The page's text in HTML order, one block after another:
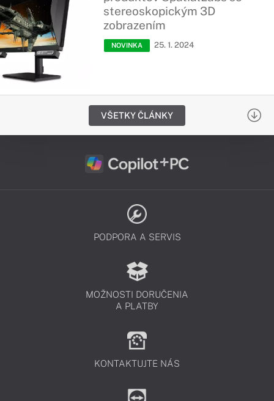
stereoskopickým 3D
zobrazením
NOVINKA 25. 1. 2024
VŠETKY ČLÁNKY
PODPORA A SERVIS
MOŽNOSTI DORUČENIA
A PLATBY
KONTAKTUJTE NÁS